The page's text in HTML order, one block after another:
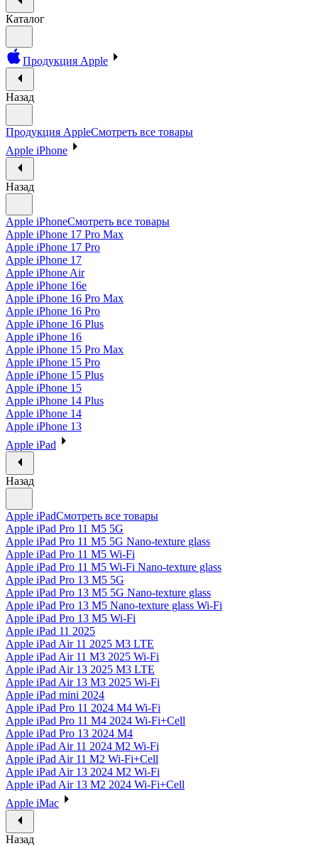
Каталог
Продукция Apple
Назад
Продукция AppleСмотреть все товары
Apple iPhone
Назад
Apple iPhoneСмотреть все товары
Apple iPhone 17 Pro Max
Apple iPhone 17 Pro
Apple iPhone 17
Apple iPhone Air
Apple iPhone 16e
Apple iPhone 16 Pro Max
Apple iPhone 16 Pro
Apple iPhone 16 Plus
Apple iPhone 16
Apple iPhone 15 Pro Max
Apple iPhone 15 Pro
Apple iPhone 15 Plus
Apple iPhone 15
Apple iPhone 14 Plus
Apple iPhone 14
Apple iPhone 13
Apple iPad
Назад
Apple iPadСмотреть все товары
Apple iPad Pro 11 M5 5G
Apple iPad Pro 11 M5 5G Nano-texture glass
Apple iPad Pro 11 M5 Wi-Fi
Apple iPad Pro 11 M5 Wi-Fi Nano-texture glass
Apple iPad Pro 13 M5 5G
Apple iPad Pro 13 M5 5G Nano-texture glass
Apple iPad Pro 13 M5 Nano-texture glass Wi-Fi
Apple iPad Pro 13 M5 Wi-Fi
Apple iPad 11 2025
Apple iPad Air 11 2025 M3 LTE
Apple iPad Air 11 M3 2025 Wi-Fi
Apple iPad Air 13 2025 M3 LTE
Apple iPad Air 13 M3 2025 Wi-Fi
Apple iPad mini 2024
Apple iPad Pro 11 2024 M4 Wi-Fi
Apple iPad Pro 11 M4 2024 Wi-Fi+Cell
Apple iPad Pro 13 2024 M4
Apple iPad Air 11 2024 M2 Wi-Fi
Apple iPad Air 11 M2 Wi-Fi+Cell
Apple iPad Air 13 2024 M2 Wi-Fi
Apple iPad Air 13 M2 2024 Wi-Fi+Cell
Apple iMac
Назад